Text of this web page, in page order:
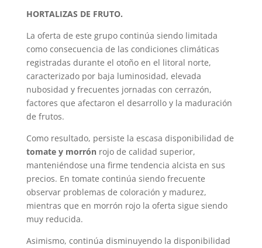
HORTALIZAS DE FRUTO.
La oferta de este grupo continúa siendo limitada
como consecuencia de las condiciones climáticas
registradas durante el otoño en el litoral norte,
caracterizado por baja luminosidad, elevada
nubosidad y frecuentes jornadas con cerrazón,
factores que afectaron el desarrollo y la maduración
de frutos.
Como resultado, persiste la escasa disponibilidad de
tomate y morrón rojo de calidad superior,
manteniéndose una firme tendencia alcista en sus
precios. En tomate continúa siendo frecuente
observar problemas de coloración y madurez,
mientras que en morrón rojo la oferta sigue siendo
muy reducida.
Asimismo, continúa disminuyendo la disponibilidad